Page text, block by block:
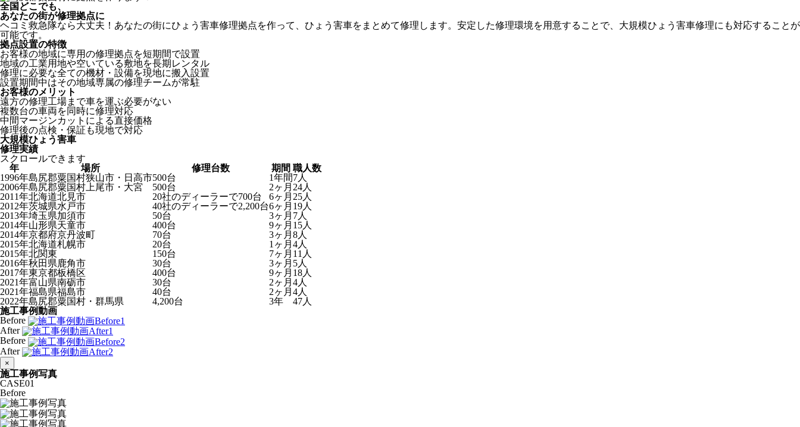
全国どこでも、
あなたの街が修理拠点に
ヘコミ救急隊なら大丈夫！あなたの街にひょう害車修理拠点を作って、ひょう害車をまとめて修理します。安定した修理環境を用意することで、大規模ひょう害車修理にも対応することが
可能です。
拠点設置の特徴
お客様の地域に専用の修理拠点を短期間で設置
地域の工業用地や空いている敷地を長期レンタル
修理に必要な全ての機材・設備を現地に搬入設置
設置期間中はその地域専属の修理チームが常駐
お客様のメリット
遠方の修理工場まで車を運ぶ必要がない
複数台の車両を同時に修理対応
中間マージンカットによる直接価格
修理後の点検・保証も現地で対応
大規模ひょう害車
修理実績
スクロールできます
年
場所 修理台数 期間 職人数
1996年島尻郡粟国村狭山市・日高市500台 1年間7人
2006年島尻郡粟国村上尾市・大宮 500台 2ヶ月 24人
2011年北海道北見市 20社のディーラーで700台 6ヶ月 25人
2012年茨城県水戸市 40社のディーラーで2,200台6ヶ月 19人
2013年埼玉県加須市 50台 3ヶ月 7人
2014年山形県天童市 400台 9ヶ月 15人
2014年京都府京丹波町 70台 3ヶ月 8人
2015年北海道札幌市 20台 1ヶ月 4人
2015年北関東 150台 7ヶ月 11人
2016年秋田県鹿角市 30台 3ヶ月 5人
2017年東京都板橋区 400台 9ヶ月 18人
2021年富山県南砺市 30台 2ヶ月 4人
2021年福島県福島市 40台 2ヶ月 4人
2022年島尻郡粟国村・群馬県 4,200台 3年
47人
施工事例動画
Before
After
Before
After
×
施工事例写真
CASE01
Before